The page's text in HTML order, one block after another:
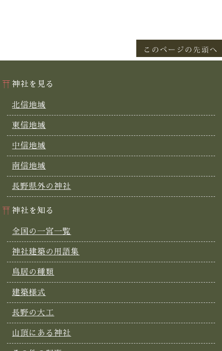
神社を見る
北信地域
東信地域
中信地域
南信地域
長野県外の神社
神社を知る
全国の一宮一覧
神社建築の用語集
鳥居の種類
建築様式
長野の大工
山頂にある神社